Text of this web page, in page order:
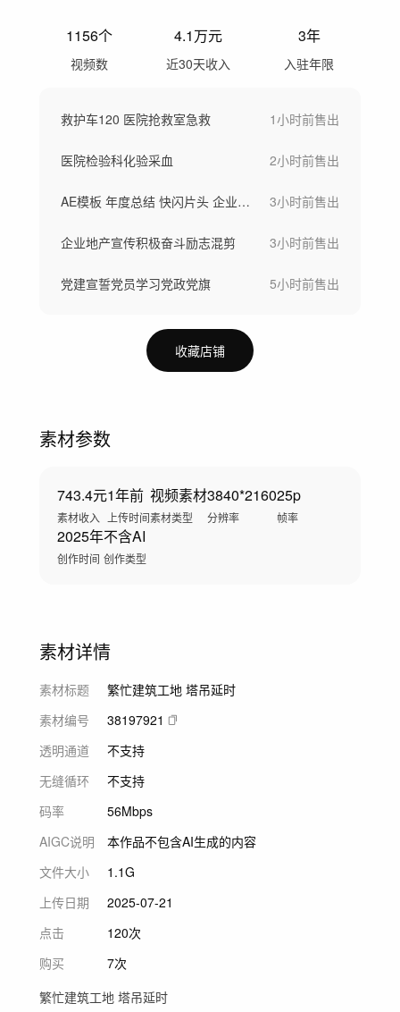
1156个
视频数
4.1万元
近30天收入
3年
入驻年限
救护车120 医院抢救室急救 1小时前售出
医院检验科化验采血 2小时前售出
AE模板 年度总结 快闪片头 企业宣传片 3小时前售出
企业地产宣传积极奋斗励志混剪 3小时前售出
党建宣誓党员学习党政党旗 5小时前售出
收藏店铺
素材参数
743.4元
素材收入
1年前
上传时间
视频素材
素材类型
3840*2160
分辨率
25p
帧率
2025年
创作时间
不含AI
创作类型
素材详情
素材标题
繁忙建筑工地 塔吊延时
素材编号
38197921
透明通道
不支持
无缝循环
不支持
码率
56Mbps
AIGC说明
本作品不包含AI生成的内容
文件大小
1.1G
上传日期
2025-07-21
点击
120次
购买
7次
繁忙建筑工地 塔吊延时